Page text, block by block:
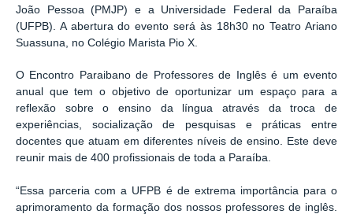
João Pessoa (PMJP) e a Universidade Federal da Paraíba
(UFPB). A abertura do evento será às 18h30 no Teatro Ariano
Suassuna, no Colégio Marista Pio X.
O Encontro Paraibano de Professores de Inglês é um evento
anual que tem o objetivo de oportunizar um espaço para a
reflexão sobre o ensino da língua através da troca de
experiências, socialização de pesquisas e práticas entre
docentes que atuam em diferentes níveis de ensino. Este deve
reunir mais de 400 profissionais de toda a Paraíba.
“Essa parceria com a UFPB é de extrema importância para o
aprimoramento da formação dos nossos professores de inglês.